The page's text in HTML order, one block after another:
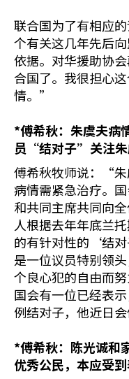
联合国为了有相应
个有关这几年先后
依据。对华援助协
合国了。我很担心
情。”
*傅希秋：朱虞夫病
员“结对子”关注朱
傅希秋牧师说：“朱
病情需紧急治疗。
和共同主席共同向
人根据去年年底兰
的有针对性的‘结
是一位议员特别领
个良心犯的自由而
国会有一位已经表
例结对子，他近日
*傅希秋：陈光诚和
优秀公民，本应受